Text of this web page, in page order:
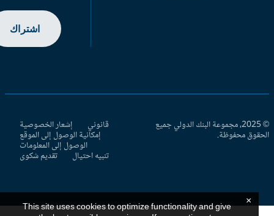
اشتراك
© 2025، مجموعة البنك الدولي جميع
محفوظة.
قانوني إشعار الخصوصية
إمكانية الوصول إلى الموقع
الوصول إلى المعلومات
تنبيه احتيال تقديم شكوى
This site uses cookies to optimize functionality and give ×